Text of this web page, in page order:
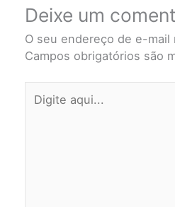
Deixe um
O seu endereço de e-mail
Campos obrigatórios são
aqui...